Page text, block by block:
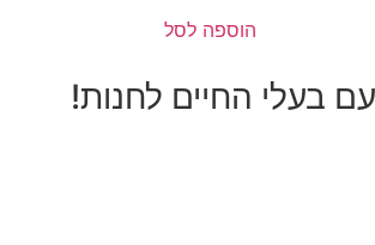
הוספה לסל
עם בעלי החיים לחנות!